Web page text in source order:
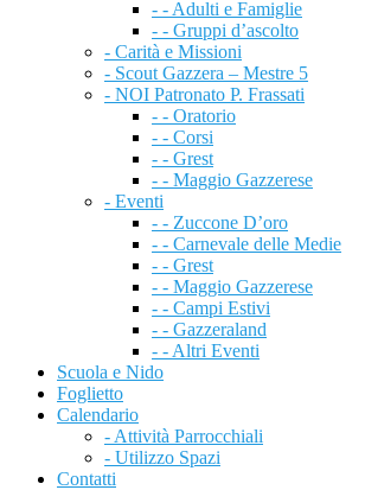
- - Adulti e Famiglie
- - Gruppi d’ascolto
- Carità e Missioni
- Scout Gazzera – Mestre 5
- NOI Patronato P. Frassati
- - Oratorio
- - Corsi
- - Grest
- - Maggio Gazzerese
- Eventi
- - Zuccone D’oro
- - Carnevale delle Medie
- - Grest
- - Maggio Gazzerese
- - Campi Estivi
- - Gazzeraland
- - Altri Eventi
Scuola e Nido
Foglietto
Calendario
- Attività Parrocchiali
- Utilizzo Spazi
Contatti